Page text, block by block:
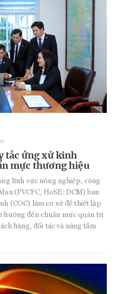
tắc ứng xử kinh
mực thương hiệu
lĩnh vực nông nghiệp, công
(PVCFC, HoSE: DCM) ban
(COC) làm cơ sở để thiết lập
đến chuẩn mực quản trị
hàng, đối tác và nâng tầm